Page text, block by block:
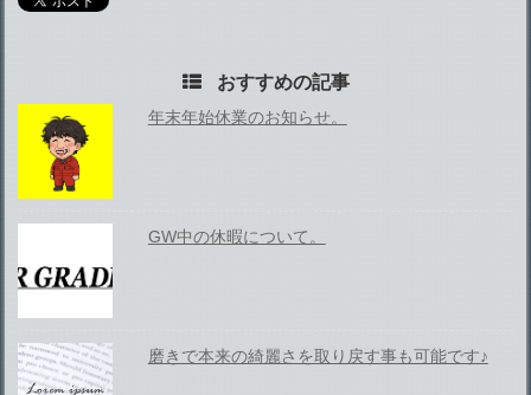
おすすめの記事
年末年始休業のお知らせ。
GW中の休暇について。
磨きで本来の綺麗さを取り戻す事も可能です♪